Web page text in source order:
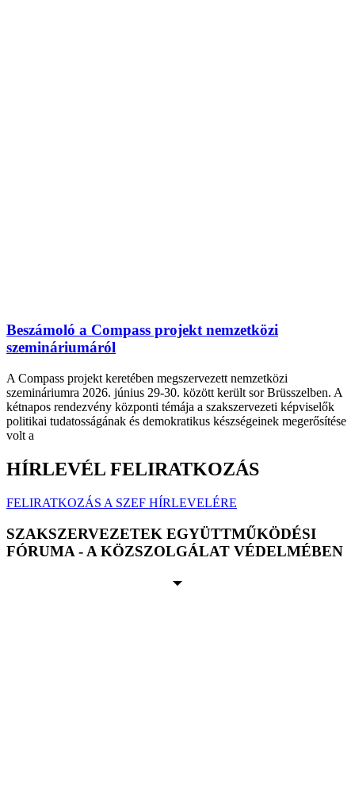
Beszámoló a Compass projekt nemzetközi
szemináriumáról
A Compass projekt keretében megszervezett nemzetközi
szemináriumra 2026. június 29-30. között került sor Brüsszelben. A
kétnapos rendezvény központi témája a szakszervezeti képviselők
politikai tudatosságának és demokratikus készségeinek megerősítése
volt a
HÍRLEVÉL FELIRATKOZÁS
FELIRATKOZÁS A SZEF HÍRLEVELÉRE
SZAKSZERVEZETEK EGYÜTTMŰKÖDÉSI
FÓRUMA - A KÖZSZOLGÁLAT VÉDELMÉBEN